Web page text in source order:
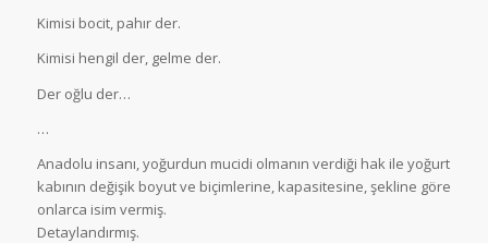
Kimisi bocit, pahır der.
Kimisi hengil der, gelme der.
Der oğlu der…
…
Anadolu insanı, yoğurdun mucidi olmanın verdiği hak ile yoğurt
kabının değişik boyut ve biçimlerine, kapasitesine, şekline göre
onlarca isim vermiş.
Detaylandırmış.